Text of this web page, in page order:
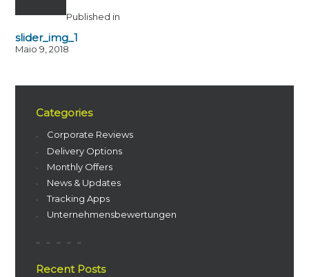
Published in
slider_img_1
Maio 9, 2018
Categories
Corporate Reviews
Delivery Options
Monthly Offers
News & Updates
Tracking Apps
Unternehmensbewertungen
Recent Posts